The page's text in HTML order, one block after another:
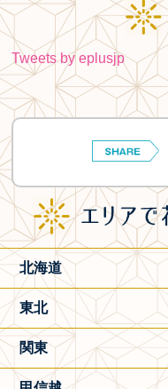
Tweets by eplusjp
北海道
東北
関東